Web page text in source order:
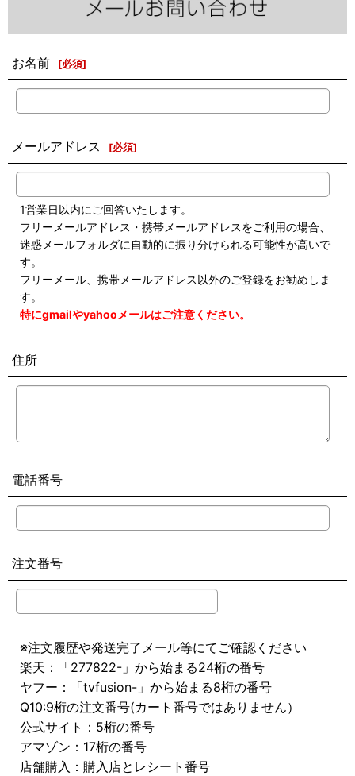
お名前 [必須]
メールアドレス [必須]
1営業日以内にご回答いたします。
フリーメールアドレス・携帯メールアドレスをご利用の場合、
迷惑メールフォルダに自動的に振り分けられる可能性が高いで
す。
フリーメール、携帯メールアドレス以外のご登録をお勧めしま
す。
特にgmailやyahooメールはご注意ください。
住所
電話番号
注文番号
※注文履歴や発送完了メール等にてご確認ください
楽天：「277822-」から始まる24桁の番号
ヤフー：「tvfusion-」から始まる8桁の番号
Q10:9桁の注文番号(カート番号ではありません）
公式サイト：5桁の番号
アマゾン：17桁の番号
店舗購入：購入店とレシート番号